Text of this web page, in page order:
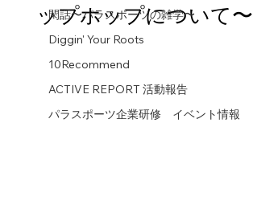
閑話〜パラスポーツの雑学〜
Diggin' Your Roots
10Recommend
ACTIVE REPORT 活動報告
パラスポーツ企業研修 イベント情報
ップホップについて〜